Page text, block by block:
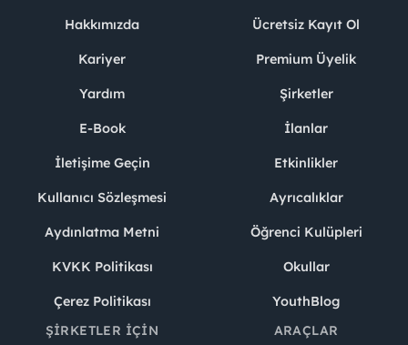
Hakkımızda
Kariyer
Yardım
E-Book
İletişime Geçin
Kullanıcı Sözleşmesi
Aydınlatma Metni
KVKK Politikası
Çerez Politikası
Ücretsiz Kayıt Ol
Premium Üyelik
Şirketler
İlanlar
Etkinlikler
Ayrıcalıklar
Öğrenci Kulüpleri
Okullar
YouthBlog
ŞIRKETLER İÇIN
ARAÇLAR